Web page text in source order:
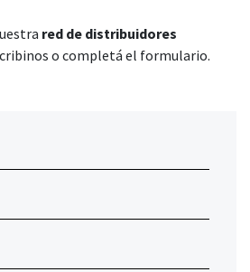
red de distribuidores
o completá el formulario.